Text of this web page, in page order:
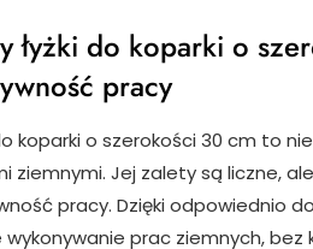
łyżki do koparki o
pracy
koparki o szerokości 30 cm to
ziemnymi. Jej zalety są liczne,
pracy. Dzięki odpowiednio
wykonywanie prac ziemnych,